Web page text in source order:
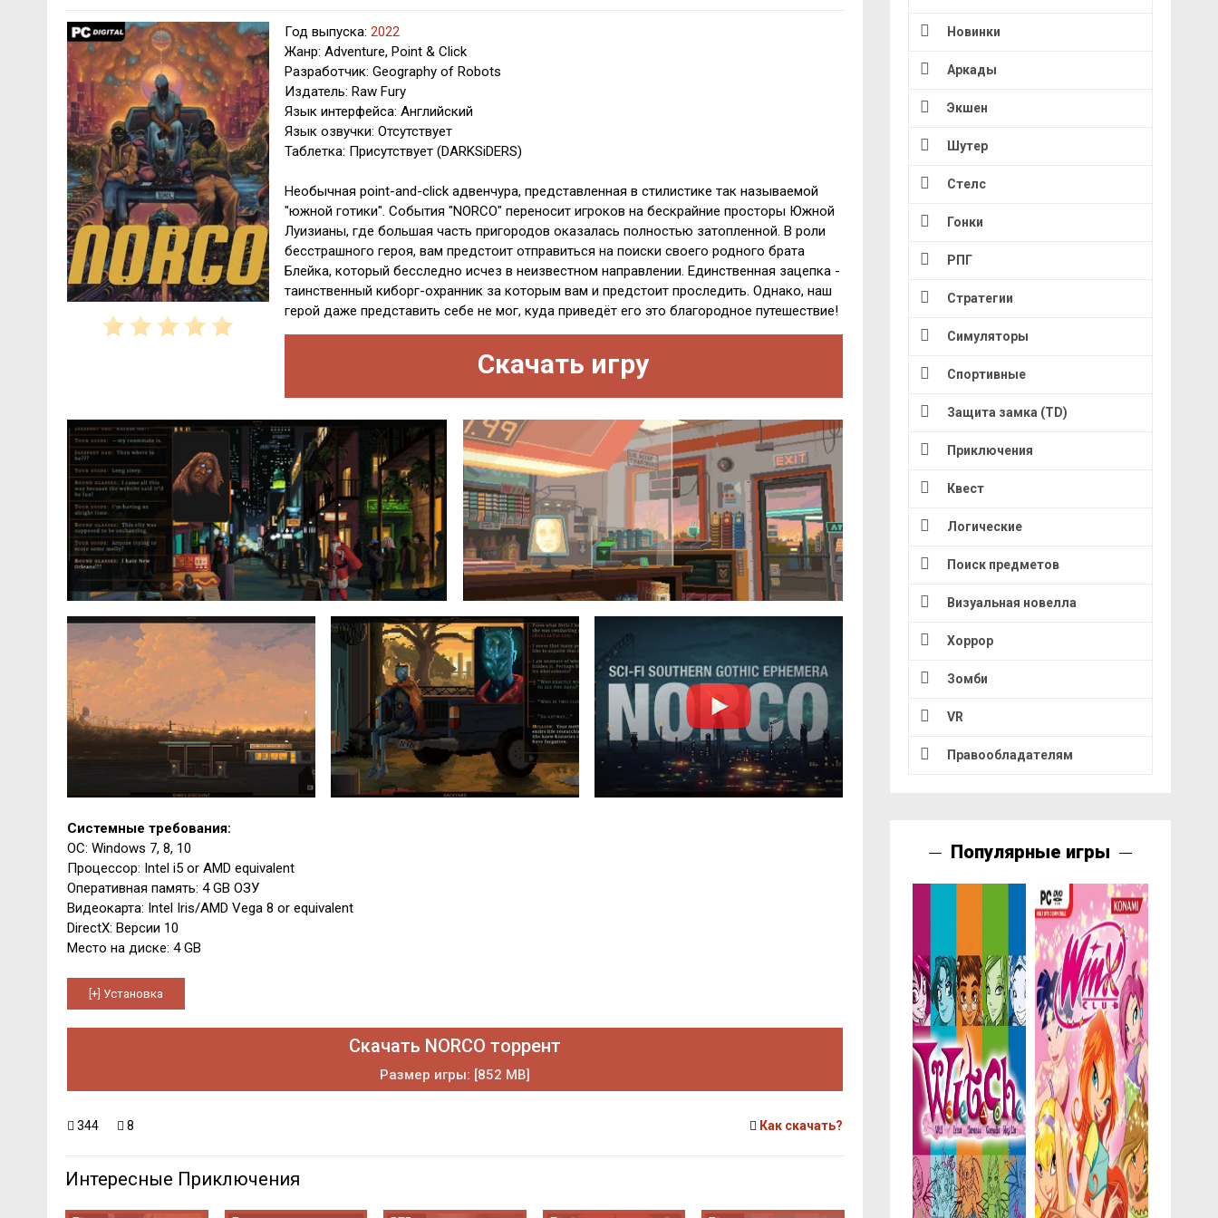
Год выпуска: 2022
Жанр: Adventure, Point & Click
Разработчик: Geography of Robots
Издатель: Raw Fury
Язык интерфейса: Английский
Язык озвучки: Отсутствует
Таблетка: Присутствует (DARKSiDERS)
Необычная point-and-click адвенчура, представленная в стилистике так называемой
"южной готики". События "NORCO" переносит игроков на бескрайние просторы Южной
Луизианы, где большая часть пригородов оказалась полностью затопленной. В роли
бесстрашного героя, вам предстоит отправиться на поиски своего родного брата
Блейка, который бесследно исчез в неизвестном направлении. Единственная зацепка -
таинственный киборг-охранник за которым вам и предстоит проследить. Однако, наш
герой даже представить себе не мог, куда приведёт его это благородное путешествие!
Скачать игру
Системные требования:
ОС: Windows 7, 8, 10
Процессор: Intel i5 or AMD equivalent
Оперативная память: 4 GB ОЗУ
Видеокарта: Intel Iris/AMD Vega 8 or equivalent
DirectX: Версии 10
Место на диске: 4 GB
Скачать NORCO торрент
Размер игры: [852 MB]
344 8 Как скачать?
Интересные Приключения
Новинки
Аркады
Экшен
Шутер
Стелс
Гонки
РПГ
Стратегии
Симуляторы
Спортивные
Защита замка (TD)
Приключения
Квест
Логические
Поиск предметов
Визуальная новелла
Хоррор
Зомби
VR
Правообладателям
Популярные игры